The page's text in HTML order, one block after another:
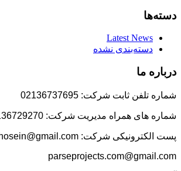
دسته‌ها
Latest News
دسته‌بندی نشده
درباره ما
شماره تلفن ثابت شرکت: 02136737695
شماره های همراه مدیریت شرکت: 09136729270 و 09198325824
پست الکترونیکی شرکت: amin.hosein@gmail.com
parseprojects.com@gmail.com